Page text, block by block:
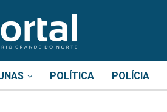
POLÍTICA POLÍCIA